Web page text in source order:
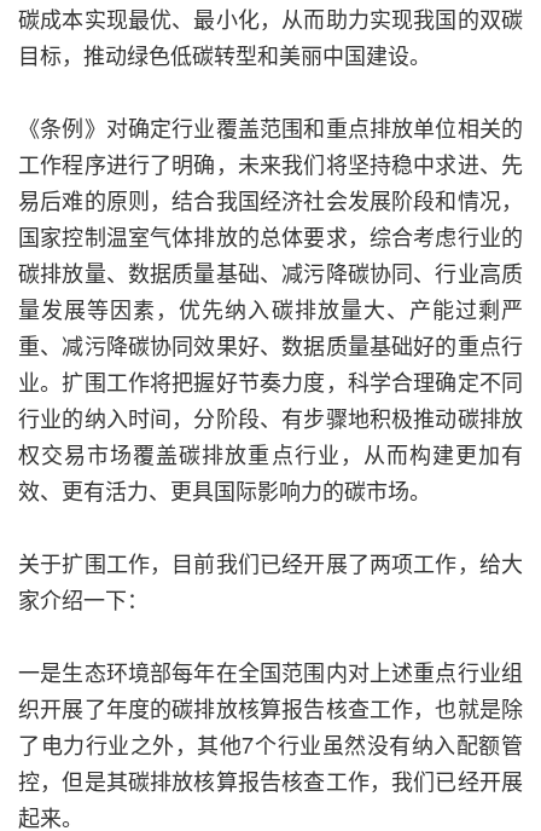
碳成本实现最优、最小化，从而助力实现我国的双碳
目标，推动绿色低碳转型和美丽中国建设。
《条例》对确定行业覆盖范围和重点排放单位相关的
工作程序进行了明确，未来我们将坚持稳中求进、先
易后难的原则，结合我国经济社会发展阶段和情况，
国家控制温室气体排放的总体要求，综合考虑行业的
碳排放量、数据质量基础、减污降碳协同、行业高质
量发展等因素，优先纳入碳排放量大、产能过剩严
重、减污降碳协同效果好、数据质量基础好的重点行
业。扩围工作将把握好节奏力度，科学合理确定不同
行业的纳入时间，分阶段、有步骤地积极推动碳排放
权交易市场覆盖碳排放重点行业，从而构建更加有
效、更有活力、更具国际影响力的碳市场。
关于扩围工作，目前我们已经开展了两项工作，给大
家介绍一下：
一是生态环境部每年在全国范围内对上述重点行业组
织开展了年度的碳排放核算报告核查工作，也就是除
了电力行业之外，其他7个行业虽然没有纳入配额管
控，但是其碳排放核算报告核查工作，我们已经开展
起来。